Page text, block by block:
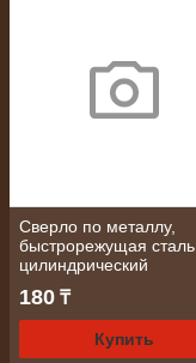
Сверло по металлу,
быстрорежущая сталь,
цилиндрический
СИБРТЕХ
180 ₸
Купить